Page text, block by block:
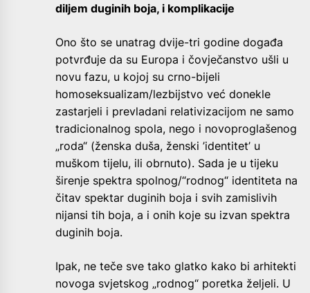
diljem duginih boja, i komplikacije
Ono što se unatrag dvije-tri godine događa
potvrđuje da su Europa i čovječanstvo ušli u
novu fazu, u kojoj su crno-bijeli
homoseksualizam/lezbijstvo već donekle
zastarjeli i prevladani relativizacijom ne samo
tradicionalnog spola, nego i novoproglašenog
„roda“ (ženska duša, ženski ’identitet’ u
muškom tijelu, ili obrnuto). Sada je u tijeku
širenje spektra spolnog/“rodnog“ identiteta na
čitav spektar duginih boja i svih zamislivih
nijansi tih boja, a i onih koje su izvan spektra
duginih boja.
Ipak, ne teče sve tako glatko kako bi arhitekti
novoga svjetskog „rodnog“ poretka željeli. U